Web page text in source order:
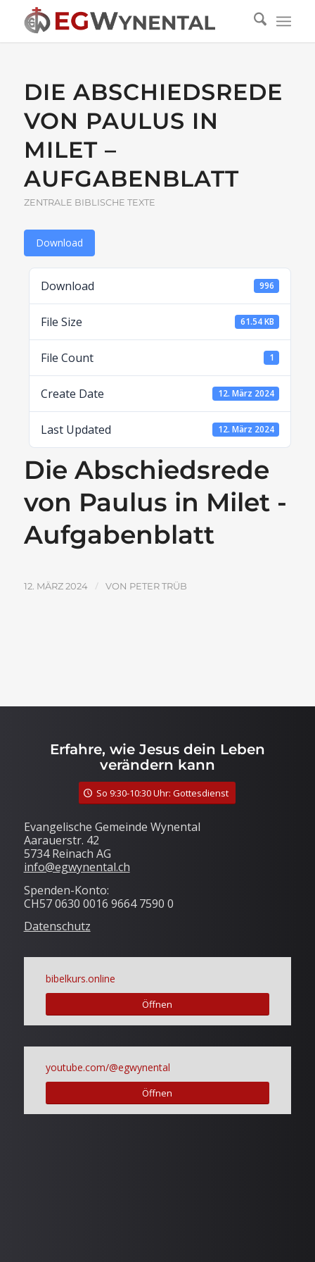
DIE ABSCHIEDSREDE
VON PAULUS IN
MILET –
AUFGABENBLATT
ZENTRALE BIBLISCHE TEXTE
Download
Download 996
File Size 61.54 KB
File Count 1
Create Date 12. März 2024
Last Updated 12. März 2024
Die Abschiedsrede
von Paulus in Milet -
Aufgabenblatt
12. MÄRZ 2024 / VON PETER TRÜB
Erfahre, wie Jesus dein Leben
verändern kann
So 9:30-10:30 Uhr: Gottesdienst
Evangelische Gemeinde Wynental
Aarauerstr. 42
5734 Reinach AG
info@egwynental.ch
Spenden-Konto:
CH57 0630 0016 9664 7590 0
Datenschutz
bibelkurs.online
Öffnen
youtube.com/@egwynental
Öffnen